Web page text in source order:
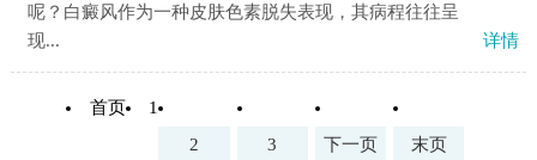
呢？白癜风作为一种皮肤色素脱失表现，其病程往往呈
现...
详情
首页
1
2
3 下一页 末页